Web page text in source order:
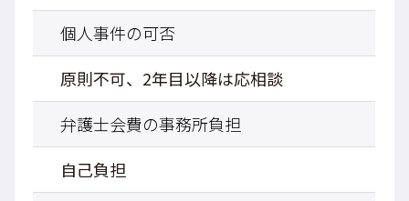
個人事件の可否
原則不可、2年目以降は応相談
弁護士会費の事務所負担
自己負担